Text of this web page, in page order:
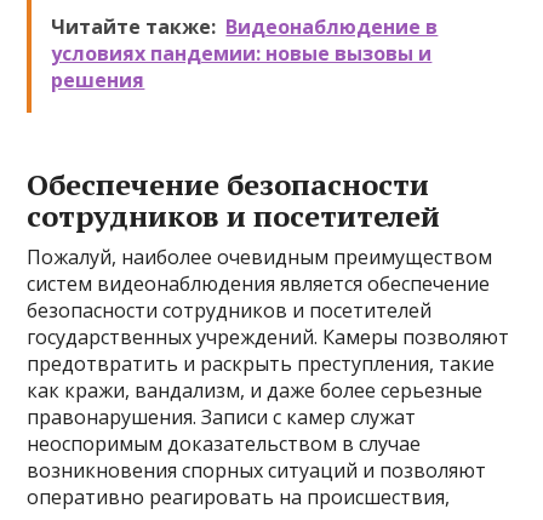
Читайте также: Видеонаблюдение в
условиях пандемии: новые вызовы и
решения
Обеспечение безопасности
сотрудников и посетителей
Пожалуй, наиболее очевидным преимуществом
систем видеонаблюдения является обеспечение
безопасности сотрудников и посетителей
государственных учреждений. Камеры позволяют
предотвратить и раскрыть преступления, такие
как кражи, вандализм, и даже более серьезные
правонарушения. Записи с камер служат
неоспоримым доказательством в случае
возникновения спорных ситуаций и позволяют
оперативно реагировать на происшествия,